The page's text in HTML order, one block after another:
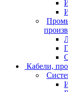
Кабели,